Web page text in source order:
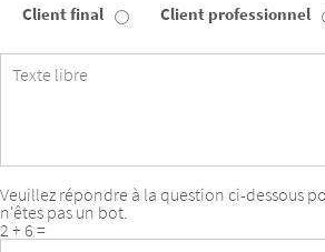
Type
client
Client final Client professionnel
libre
Veuillez répondre à la question ci-dessous
n'êtes pas un bot.
2 + 6 =